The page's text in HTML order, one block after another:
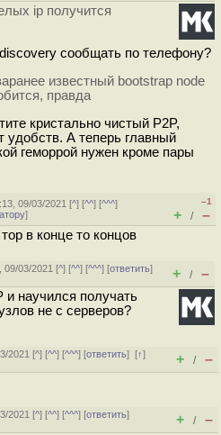
ip получится
сообщать по телефону?
известный bootstrap node
правда
кристально чистый P2P,
удобств. А теперь главный
геморрой нужен кроме пары
09/03/2021 [^] [^^] [^^^]
]
–1
+ / –
в конце то концов
09/03/2021 [^] [^^] [^^^] [ответить]
+ / –
и научился получать
не с серверов?
2021 [^] [^^] [^^^] [ответить][↑]
+ / –
2021 [^] [^^] [^^^] [ответить]
+ / –